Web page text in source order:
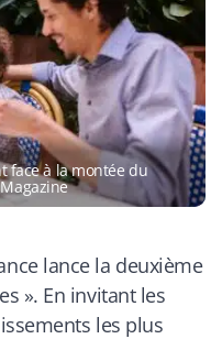
face à la montée du
lance la deuxième
». En invitant les
les plus